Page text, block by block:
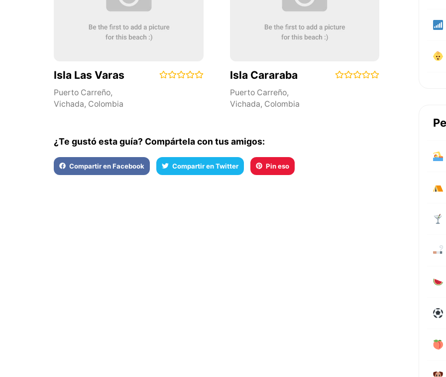
Isla Las Varas
Puerto Carreño,
Vichada, Colombia
Isla Cararaba
Puerto Carreño,
Vichada, Colombia
¿Te gustó esta guía? Compártela con tus amigos:
Compartir en Facebook Compartir en Twitter Pin eso